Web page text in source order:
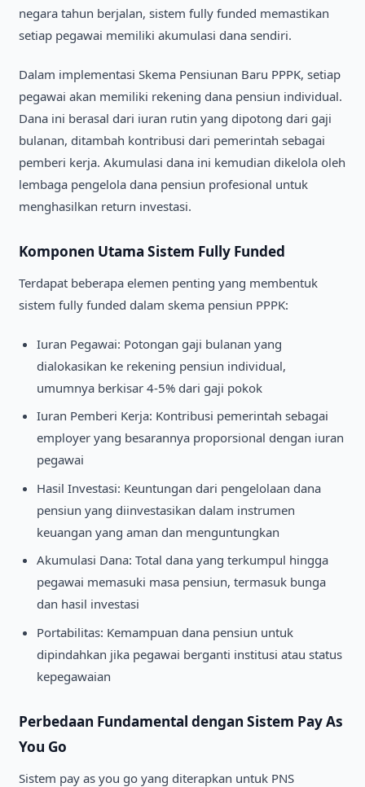
negara tahun berjalan, sistem fully funded memastikan
setiap pegawai memiliki akumulasi dana sendiri.
Dalam implementasi Skema Pensiunan Baru PPPK, setiap
pegawai akan memiliki rekening dana pensiun individual.
Dana ini berasal dari iuran rutin yang dipotong dari gaji
bulanan, ditambah kontribusi dari pemerintah sebagai
pemberi kerja. Akumulasi dana ini kemudian dikelola oleh
lembaga pengelola dana pensiun profesional untuk
menghasilkan return investasi.
Komponen Utama Sistem Fully Funded
Terdapat beberapa elemen penting yang membentuk
sistem fully funded dalam skema pensiun PPPK:
Iuran Pegawai: Potongan gaji bulanan yang
dialokasikan ke rekening pensiun individual,
umumnya berkisar 4-5% dari gaji pokok
Iuran Pemberi Kerja: Kontribusi pemerintah sebagai
employer yang besarannya proporsional dengan iuran
pegawai
Hasil Investasi: Keuntungan dari pengelolaan dana
pensiun yang diinvestasikan dalam instrumen
keuangan yang aman dan menguntungkan
Akumulasi Dana: Total dana yang terkumpul hingga
pegawai memasuki masa pensiun, termasuk bunga
dan hasil investasi
Portabilitas: Kemampuan dana pensiun untuk
dipindahkan jika pegawai berganti institusi atau status
kepegawaian
Perbedaan Fundamental dengan Sistem Pay As
You Go
Sistem pay as you go yang diterapkan untuk PNS